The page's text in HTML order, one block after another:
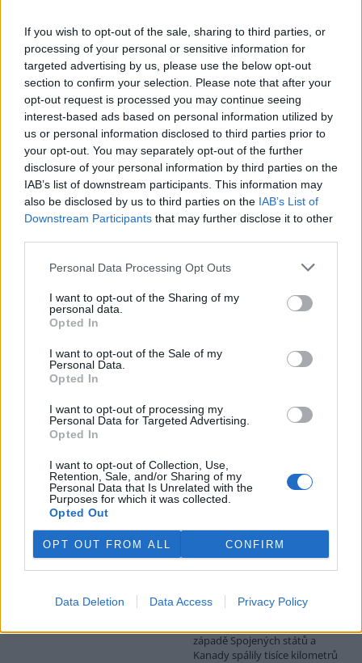
If you wish to opt-out of the sale, sharing to third parties, or
processing of your personal or sensitive information for
targeted advertising by us, please use the below opt-out
section to confirm your selection. Please note that after your
opt-out request is processed you may continue seeing
interest-based ads based on personal information utilized by
us or personal information disclosed to third parties prior to
your opt-out. You may separately opt-out of the further
disclosure of your personal information by third parties on the
IAB’s list of downstream participants. This information may
also be disclosed by us to third parties on the IAB’s List of
Downstream Participants that may further disclose it to other
Personal Data Processing Opt Outs
I want to opt-out of the Sharing of my
personal data.
Opted In
I want to opt-out of the Sale of my
Personal Data.
Opted In
I want to opt-out of processing my
Personal Data for Targeted Advertising.
Opted In
I want to opt-out of Collection, Use,
Retention, Sale, and/or Sharing of my
Personal Data that Is Unrelated with the
Purposes for which it was collected.
Opted Out
OPT OUT FROM ALL CONFIRM
Data Deletion Data Access Privacy Policy
požárů v příštích dnech poroste, řekl ČTK mluvčí Správy KRNAP
Radek Drahný. Podle meteorologů přichází další vlna veder, od
čtvrtka se budou teploty blížit 40 stupňům Celsia. Teplo bude i na
horách, pršet nemá.
Lvice Elsa, kterou stát zabavil Vémolovi, bude mít nový
domov v Nizozemsku
28.7.2026 14:03 (
Lvice Elsa, kterou na začátku
června ministerstvo životního
prostředí (MŽP) zabavilo z
nelegálního chovu zápasníka
zahrady šelma zamíří do centra pro velké kočkovité šelmy
Felida,
sdělilo ČTK ministerstvo. Nizozemská stanice se stará i o tygra
Tajmira a lva Mera, kteří také pocházejí z nevyhovujících
soukromých chovů v České republice.
Rybářství Litomyšl kvůli suchu muselo slovit několik
rybníků Aktualizováno
28.7.2026 10:40 (
Rybářství Litomyšl muselo
kvůli dlouhodobému suchu a
slovit pět rybníků. U dalších
vodních ploch hrozí, že při
pokračujícím poklesu hladiny bude nutné rovněž přistoupit k
výlovu. Letos je většina rybníků bez běžného přítoku vody, což
situaci zhoršuje. ČTK to řekl ředitel Rybářství Litomyšl Michal
Brychta.
Spojených států a Kanady
západě Spojených států a
Kanady spálily tisíce kilometrů